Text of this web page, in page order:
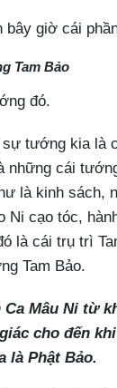
bây giờ cái
Tam Bảo
đó.
sự tướng kia là
những cái
là kinh sách,
Ni cạo tóc,
là cái trụ trì
Tam Bảo.
Ca Mâu Ni từ
cho đến
là Phật Bảo.